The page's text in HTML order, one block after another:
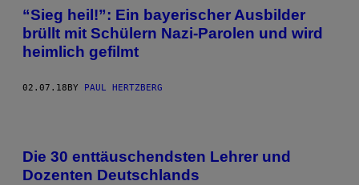
“Sieg heil!”: Ein bayerischer Ausbilder
brüllt mit Schülern Nazi-Parolen und wird
heimlich gefilmt
02.07.18BY PAUL HERTZBERG
Die 30 enttäuschendsten Lehrer und
Dozenten Deutschlands